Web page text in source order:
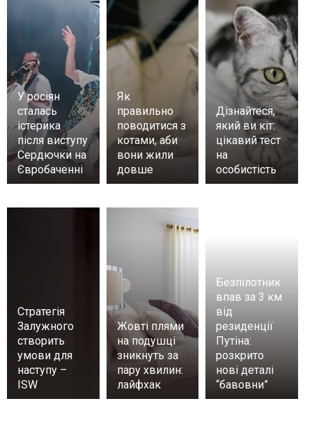
У росіян
сталась
істерика
після виступу
Сердючки на
Євробаченні
Як
правильно
поводитися з
котами, аби
вони жили
довше
Дізнайтеся,
який ви кіт:
цікавий тест
на
особистість
Стратегія
Залужного
створить
умови для
наступу –
ISW
Жовті плями
на подушці
зникнуть за
пару хвилин:
лайфхак
Безпілотник
впав за 3 км
від
резиденції
Путіна:
розкрито
нові деталі
“бавовни”